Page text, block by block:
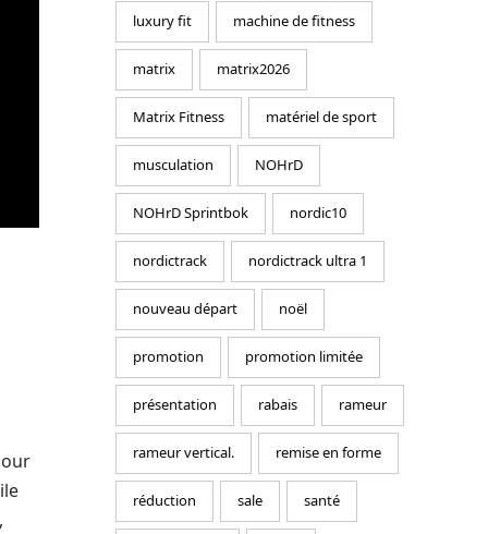
,
luxury fit machine de fitness
matrix matrix2026
Matrix Fitness matériel de sport
musculation NOHrD
NOHrD Sprintbok nordic10
nordictrack nordictrack ultra 1
nouveau départ noël
promotion promotion limitée
présentation rabais rameur
rameur vertical. remise en forme
réduction sale santé